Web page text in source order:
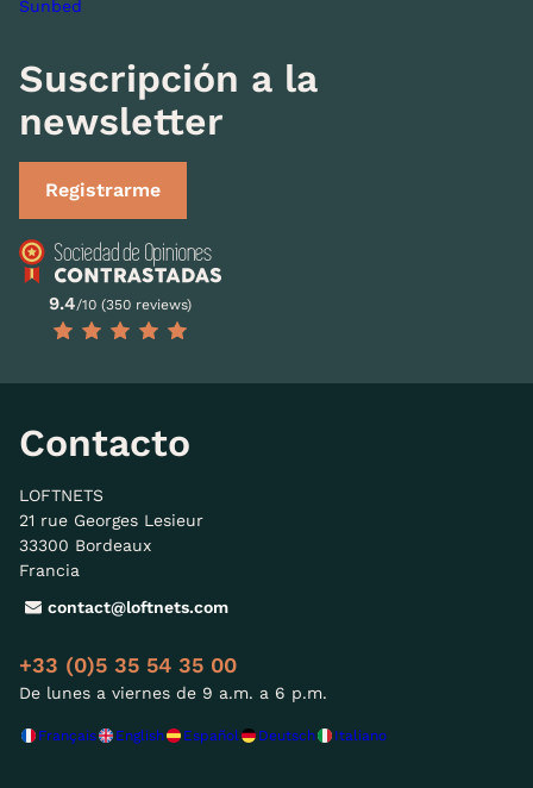
Sunbed
Suscripción a la
newsletter
Registrarme
9.4/10 (350 reviews)
Contacto
LOFTNETS
21 rue Georges Lesieur
33300 Bordeaux
Francia
contact@loftnets.com
+33 (0)5 35 54 35 00
De lunes a viernes de 9 a.m. a 6 p.m.
Français English Español Deutsch Italiano